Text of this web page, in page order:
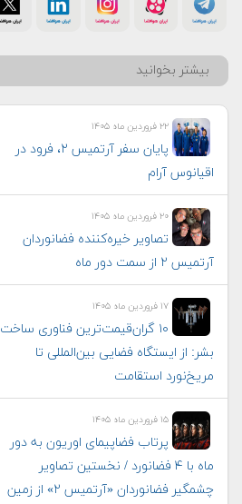
بیشتر بخوانید
۲۲ فروردین ماه ۱۴۰۵
پایان سفر آرتمیس ۲، فرود در
اقیانوس آرام
۲۰ فروردین ماه ۱۴۰۵
تصاویر خیره‌کننده فضانوردان
آرتمیس ۲ از سمت دور ماه
۱۷ فروردین ماه ۱۴۰۵
۱۰ گران‌قیمت‌ترین فناوری‌ ساخت
بشر: از ایستگاه فضایی بین‌المللی تا
مریخ‌نورد استقامت
۱۵ فروردین ماه ۱۴۰۵
پرتاب فضاپیمای اوریون به دور
ماه با ۴ فضانورد / نخستین تصاویر
چشمگیر فضانوردان «آرتمیس ۲» از زمین